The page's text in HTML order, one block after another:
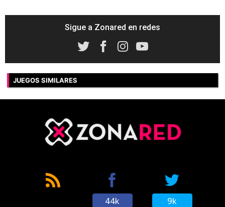
Sigue a Zonared en redes
JUEGOS SIMILARES
44k 9k